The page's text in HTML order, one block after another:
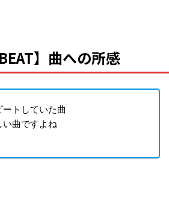
】曲への所感
トしていた曲
曲ですよね